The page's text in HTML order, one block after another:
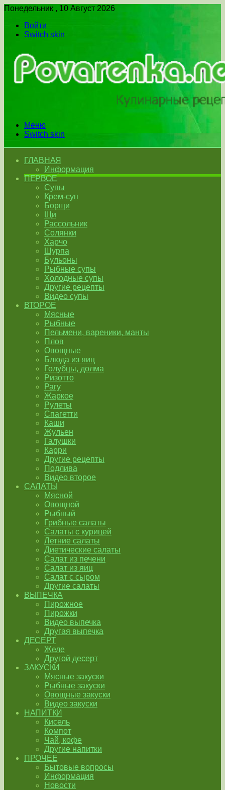
Понедельник , 10 Август 2026
Войти
Switch skin
Меню
Switch skin
ГЛАВНАЯ
Информация
ПЕРВОЕ
Супы
Крем-суп
Борщи
Щи
Рассольник
Солянки
Харчо
Шурпа
Бульоны
Рыбные супы
Холодные супы
Другие рецепты
Видео супы
ВТОРОЕ
Мясные
Рыбные
Пельмени, вареники, манты
Плов
Овощные
Блюда из яиц
Голубцы, долма
Ризотто
Рагу
Жаркое
Рулеты
Спагетти
Каши
Жульен
Галушки
Карри
Другие рецепты
Подлива
Видео второе
САЛАТЫ
Мясной
Овощной
Рыбный
Грибные салаты
Салаты с курицей
Летние салаты
Диетические салаты
Салат из печени
Салат из яиц
Салат с сыром
Другие салаты
ВЫПЕЧКА
Пирожное
Пирожки
Видео выпечка
Другая выпечка
ДЕСЕРТ
Желе
Другой десерт
ЗАКУСКИ
Мясные закуски
Рыбные закуски
Овощные закуски
Видео закуски
НАПИТКИ
Кисель
Компот
Чай, кофе
Другие напитки
ПРОЧЕЕ
Бытовые вопросы
Информация
Новости